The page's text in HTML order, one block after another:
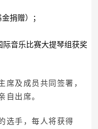
捐赠）；
音乐比赛大提琴组获奖
席及成员共同签署，
自出席。
选手，每人将获得